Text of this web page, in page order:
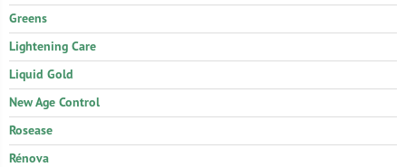
Greens
Lightening Care
Liquid Gold
New Age Control
Rosease
Rénova